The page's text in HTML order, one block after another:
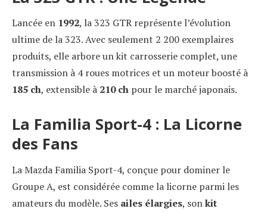
Lancée en 1992, la 323 GTR représente l’évolution
ultime de la 323. Avec seulement 2 200 exemplaires
produits, elle arbore un kit carrosserie complet, une
transmission à 4 roues motrices et un moteur boosté à
185 ch, extensible à 210 ch pour le marché japonais.
La Familia Sport-4 : La Licorne
des Fans
La Mazda Familia Sport-4, conçue pour dominer le
Groupe A, est considérée comme la licorne parmi les
amateurs du modèle. Ses ailes élargies, sonkit